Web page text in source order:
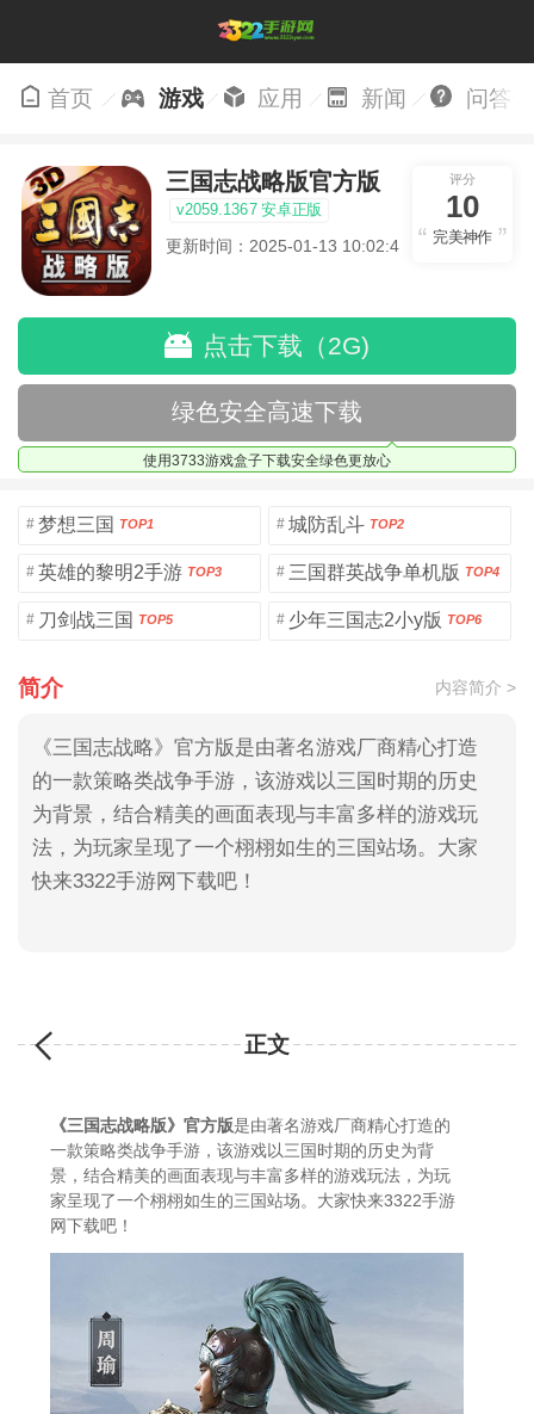
首页 游戏 应用 新闻 问答
三国志战略版官方版
v2059.1367 安卓正版
更新时间：2025-01-13 10:02:47
评分
10
完美神作
点击下载（2G)
绿色安全高速下载
使用3733游戏盒子下载安全绿色更放心
# 梦想三国 TOP1 # 城防乱斗 TOP2
# 英雄的黎明2手游 TOP3 # 三国群英战争单机版 TOP4
# 刀剑战三国 TOP5 # 少年三国志2小y版 TOP6
简介 内容简介 >
《三国志战略》官方版是由著名游戏厂商精心打造
的一款策略类战争手游，该游戏以三国时期的历史
为背景，结合精美的画面表现与丰富多样的游戏玩
法，为玩家呈现了一个栩栩如生的三国站场。大家
快来3322手游网下载吧！
正文
《三国志战略版》官方版是由著名游戏厂商精心打造的
一款策略类战争手游，该游戏以三国时期的历史为背
景，结合精美的画面表现与丰富多样的游戏玩法，为玩
家呈现了一个栩栩如生的三国站场。大家快来3322手游
网下载吧！